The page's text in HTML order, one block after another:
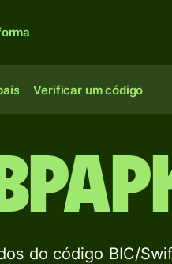
Verificar um código
do código BIC/